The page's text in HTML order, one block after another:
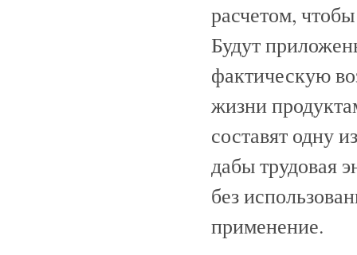
расчетом,
Будут
фактическую
жизни
составят одну
дабы трудовая
без
применение.